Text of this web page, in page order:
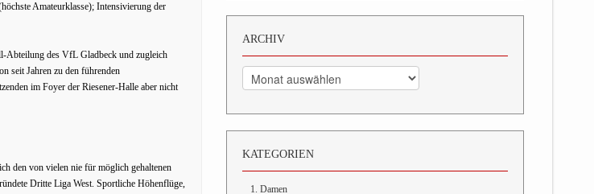
Amateurklasse); Intensivierung der
Abteilung des VfL Gladbeck und zugleich
seit Jahren zu den führenden
im Foyer der Riesener-Halle aber nicht
den von vielen nie für möglich gehaltenen
Dritte Liga West. Sportliche Höhenflüge,
ARCHIV
Archiv
KATEGORIEN
1. Damen